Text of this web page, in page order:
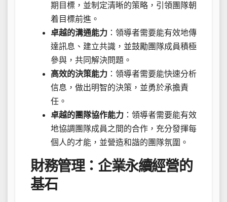
期目標，並制定清晰的策略，引領團隊朝
着目標前進。
卓越的溝通能力 ：領導者需要能有效地傳
達訊息、建立共識，並鼓勵團隊成員積極
參與，共同解決問題。
高效的決策能力 ：領導者需要能快速分析
信息，做出明智的決策，並勇於承擔責
任。
卓越的團隊協作能力 ：領導者需要能有效
地協調團隊成員之間的合作，充分發揮每
個人的才能，並營造和諧的團隊氛圍。
財務管理：企業永續經營的
基石